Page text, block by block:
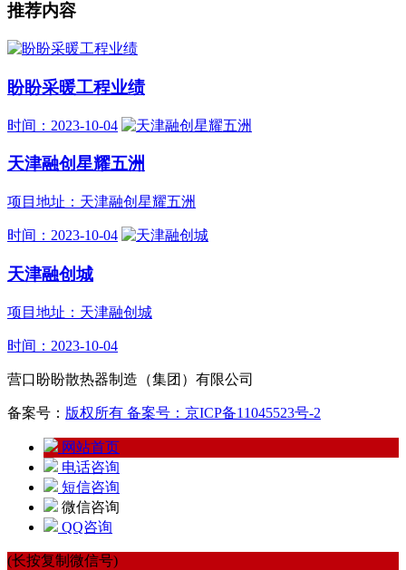
推荐内容
盼盼采暖工程业绩
时间：2023-10-04
天津融创星耀五洲
项目地址：天津融创星耀五洲
时间：2023-10-04
天津融创城
项目地址：天津融创城
时间：2023-10-04
营口盼盼散热器制造（集团）有限公司
备案号： 版权所有 备案号：京ICP备11045523号-2
网站首页
电话咨询
短信咨询
微信咨询
QQ咨询
(长按复制微信号)